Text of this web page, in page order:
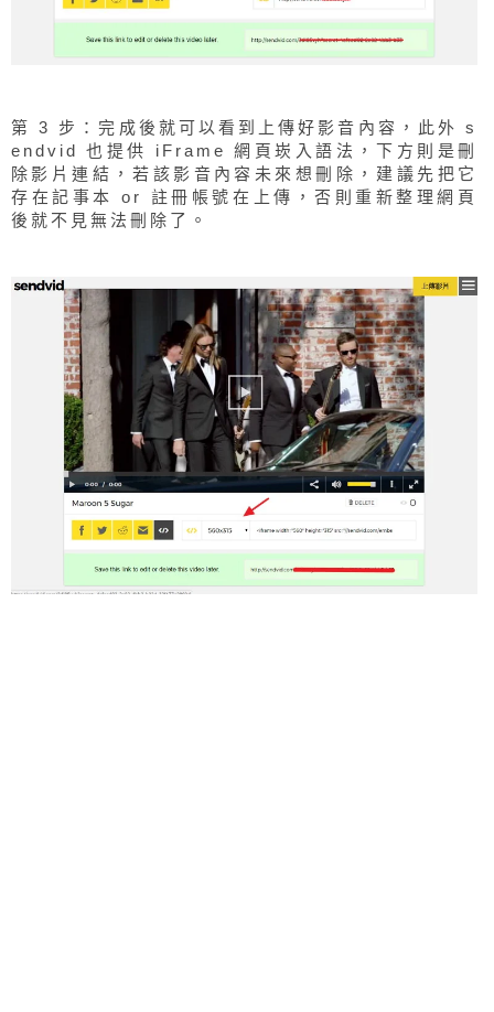
第 3 步：完成後就可以看到上傳好影音內容，此外 s
endvid 也提供 iFrame 網頁崁入語法，下方則是刪
除影片連結，若該影音內容未來想刪除，建議先把它
存在記事本 or 註冊帳號在上傳，否則重新整理網頁
後就不見無法刪除了。